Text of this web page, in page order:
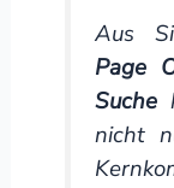
Aus
Page
Suche
nicht